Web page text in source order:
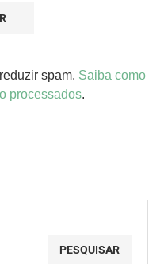
spam. Saiba como
processados.
PESQUISAR